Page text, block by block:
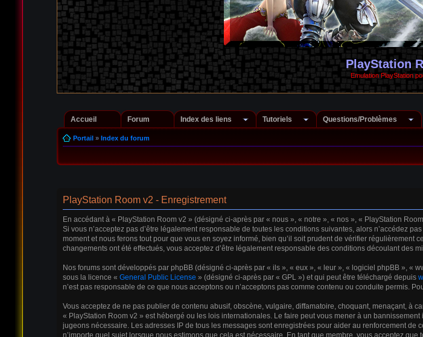
PlayStation
Emulation PlayStation
Accueil Forum Index des liens Tutoriels Questions/Problèmes
Portail» Index du forum
PlayStation Room v2 - Enregistrement
En accédant à « PlayStation Room v2 » (désigné ci-après par « nous », « notre », « nos », « PlayStation
Si vous n’acceptez pas d’être légalement responsable de toutes les conditions suivantes, alors n’accédez
moment et nous ferons tout pour que vous en soyez informé, bien qu’il soit prudent de vérifier régulièrement
changements ont été effectués, vous acceptez d’être légalement responsable des conditions découlant des
Nos forums sont développés par phpBB (désigné ci-après par « ils », « eux », « leur », « logiciel phpBB », «
sous la licence « General Public License » (désigné ci-après par « GPL ») et qui peut être téléchargé depuis
n’est pas responsable de ce que nous acceptons ou n’acceptons pas comme contenu ou conduite permis.
Vous acceptez de ne pas publier de contenu abusif, obscène, vulgaire, diffamatoire, choquant, menaçant, à
« PlayStation Room v2 » est hébergé ou les lois internationales. Le faire peut vous mener à un
jugeons nécessaire. Les adresses IP de tous les messages sont enregistrées pour aider au renforcement
n’importe quel sujet lorsque nous estimons que cela est nécessaire. En tant que membre, vous acceptez